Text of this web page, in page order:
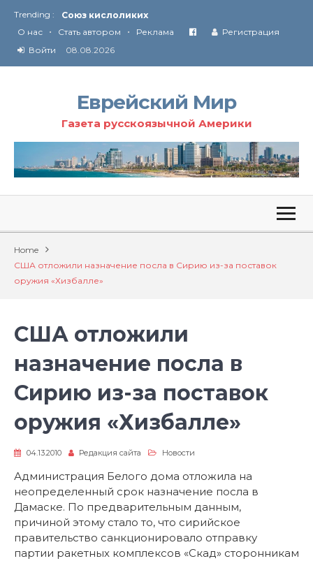
Trending :
Союз кислоликих
Соглашение США с Ираном
Технология Революции в Иране
О нас • Стать автором • Реклама
Регистрация
Войти
08.08.2026
Еврейский Мир
Газета русскоязычной Америки
Home
США отложили назначение посла в Сирию из-за поставок
оружия «Хизбалле»
США отложили
назначение посла в
Сирию из-за поставок
оружия «Хизбалле»
04.13.2010 Редакция сайта Новости
Администрация Белого дома отложила на
неопределенный срок назначение посла в
Дамаске. По предварительным данным,
причиной этому стало то, что сирийское
правительство санкционировало отправку
партии ракетных комплексов «Скад» сторонникам